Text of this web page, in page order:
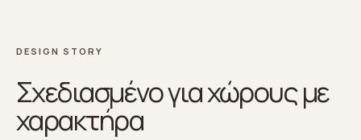
DESIGN STORY
Σχεδιασμένο για χώρους με
χαρακτήρα